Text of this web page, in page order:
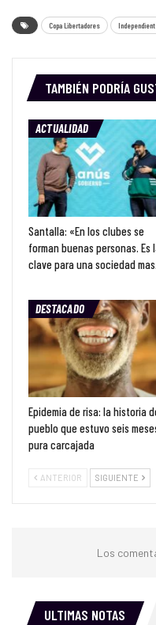
Copa Libertadores
TAMBIÉN PODRÍA
ACTUALIDAD
Santalla: «En los clubes se
forman buenas personas. Es
clave para una sociedad
DESTACADO
Epidemia de risa: la historia
pueblo que estuvo seis
pura carcajada
ANTERIOR SIGUIENTE
Los
ULTIMAS NOTAS